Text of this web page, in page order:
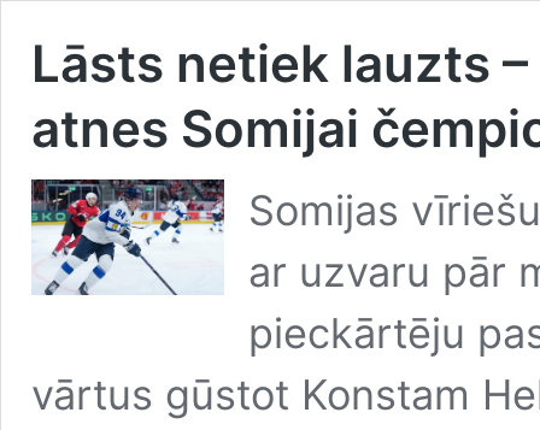
Lāsts netiek lauzts
atnes Somijai
Somijas
ar uzvaru pār
pieckārtēju
vārtus gūstot Konstam